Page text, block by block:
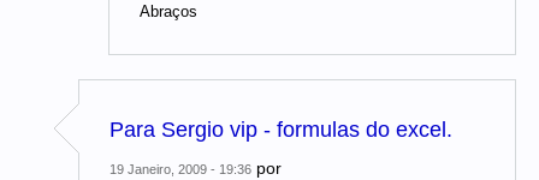
Abraços
Para Sergio vip - formulas do excel.
19 Janeiro, 2009 - 19:36 por